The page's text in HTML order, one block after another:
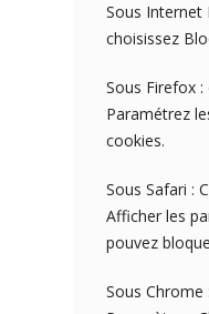
Sous Internet
choisissez
Sous Firefox :
Paramétrez
cookies.
Sous Safari :
Afficher les
pouvez
Sous